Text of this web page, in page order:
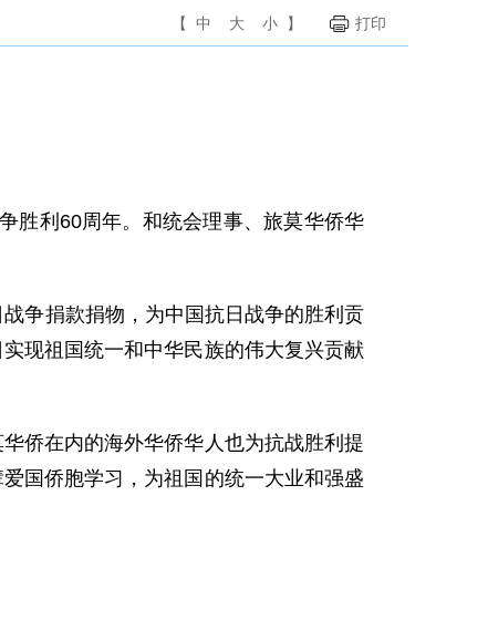
【 中 大 小 】 打印
利60周年。和统会理事、旅莫华侨华
争捐款捐物，为中国抗日战争的胜利贡
现祖国统一和中华民族的伟大复兴贡献
侨在内的海外华侨华人也为抗战胜利提
国侨胞学习，为祖国的统一大业和强盛